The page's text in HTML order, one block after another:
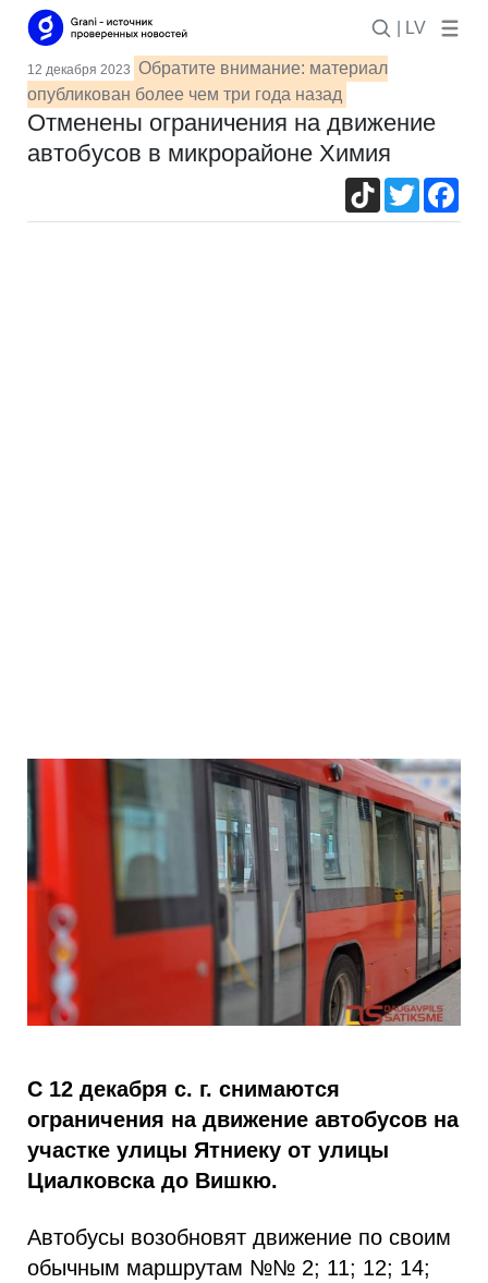
| LV
12 декабря 2023 Обратите внимание: материал
опубликован более чем три года назад
Отменены ограничения на движение
автобусов в микрорайоне Химия
TikTokTwitter
С 12 декабря с. г. снимаются
ограничения на движение автобусов на
участке улицы Ятниеку от улицы
Циалковска до Вишкю.
Автобусы возобновят движение по своим
обычным маршрутам №№ 2; 11; 12; 14;